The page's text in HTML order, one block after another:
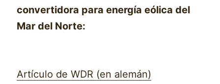
convertidora para energía eólica del
Mar del Norte:
Artículo de WDR (en alemán)